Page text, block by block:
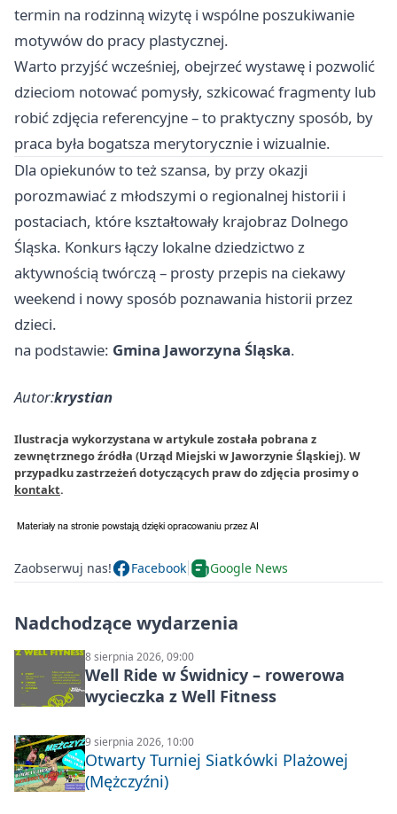
termin na rodzinną wizytę i wspólne poszukiwanie
motywów do pracy plastycznej.
Warto przyjść wcześniej, obejrzeć wystawę i pozwolić
dzieciom notować pomysły, szkicować fragmenty lub
robić zdjęcia referencyjne – to praktyczny sposób, by
praca była bogatsza merytorycznie i wizualnie.
Dla opiekunów to też szansa, by przy okazji
porozmawiać z młodszymi o regionalnej historii i
postaciach, które kształtowały krajobraz Dolnego
Śląska. Konkurs łączy lokalne dziedzictwo z
aktywnością twórczą – prosty przepis na ciekawy
weekend i nowy sposób poznawania historii przez
dzieci.
na podstawie: Gmina Jaworzyna Śląska.
Autor:krystian
Ilustracja wykorzystana w artykule została pobrana z
zewnętrznego źródła (Urząd Miejski w Jaworzynie Śląskiej). W
przypadku zastrzeżeń dotyczących praw do zdjęcia prosimy o
kontakt.
Zaobserwuj nas! Facebook Google News
Nadchodzące wydarzenia
8 sierpnia 2026, 09:00
Well Ride w Świdnicy – rowerowa
wycieczka z Well Fitness
9 sierpnia 2026, 10:00
Otwarty Turniej Siatkówki Plażowej
(Mężczyźni)